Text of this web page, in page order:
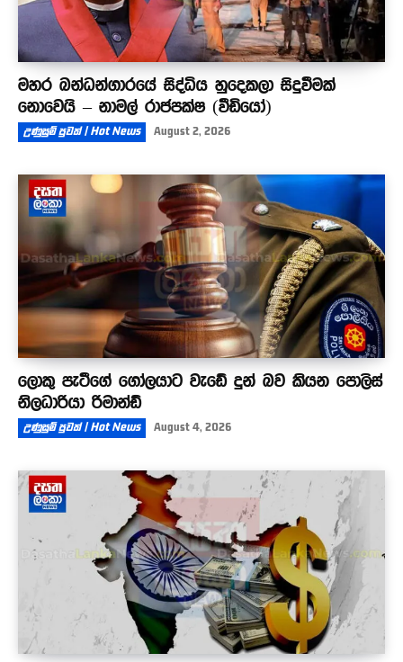
මහර බන්ධන්ගාරයේ සිද්ධිය හුදෙකලා සිදුවීමක්
නොවෙයි – නාමල් රාජපක්ෂ (වීඩියෝ)
උණුසුම් පුවත් | Hot News August 2, 2026
ලොකු පැටීගේ ගෝලයාට වැඩේ දුන් බව කියන පොලිස්
නිලධාරියා රිමාන්ඩ්
උණුසුම් පුවත් | Hot News August 4, 2026